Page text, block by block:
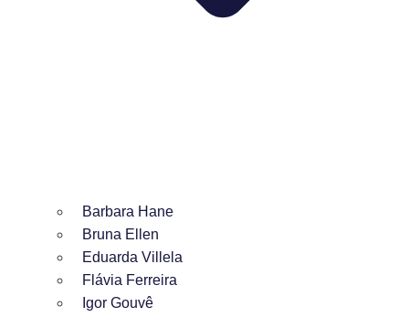
Barbara Hane
Bruna Ellen
Eduarda Villela
Flávia Ferreira
Igor Gouvê